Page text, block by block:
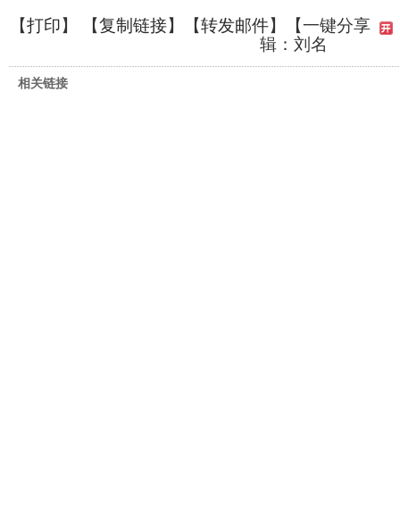
【打印】 【复制链接】【转发邮件】
【一键分享
辑：刘名
相关链接